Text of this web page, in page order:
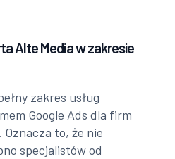
Alte Media w zakresie
zakres usług
Google Ads dla firm
to, że nie
specjalistów od